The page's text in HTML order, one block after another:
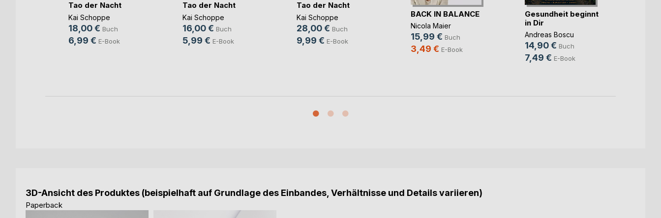
Tao der Nacht
Kai Schoppe
18,00 € Buch
6,99 € E-Book
Tao der Nacht
Kai Schoppe
16,00 € Buch
5,99 € E-Book
Tao der Nacht
Kai Schoppe
28,00 € Buch
9,99 € E-Book
BACK IN BALANCE
Nicola Maier
15,99 € Buch
3,49 € E-Book
Gesundheit beginnt
in Dir
Andreas Boscu
14,90 € Buch
7,49 € E-Book
3D-Ansicht des Produktes (beispielhaft auf Grundlage des Einbandes, Verhältnisse und Details variieren)
Paperback